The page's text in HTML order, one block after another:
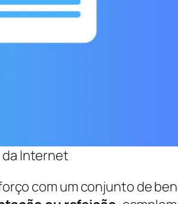
da Internet
com um conjunto de